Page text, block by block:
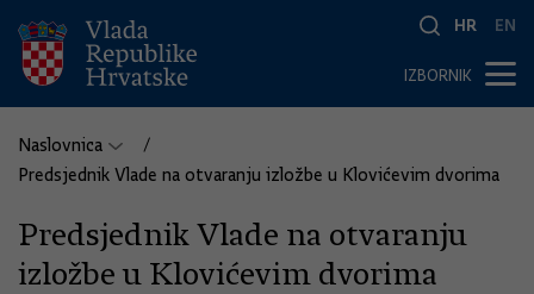
HR EN
IZBORNIK
Naslovnica
Predsjednik Vlade na otvaranju izložbe u Klovićevim dvorima
Predsjednik Vlade na otvaranju
izložbe u Klovićevim dvorima